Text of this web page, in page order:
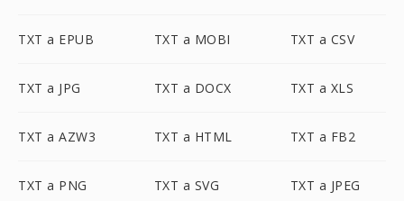
TXT a EPUB TXT a MOBI TXT a CSV
TXT a JPG TXT a DOCX TXT a XLS
TXT a AZW3 TXT a HTML TXT a FB2
TXT a PNG TXT a SVG TXT a JPEG